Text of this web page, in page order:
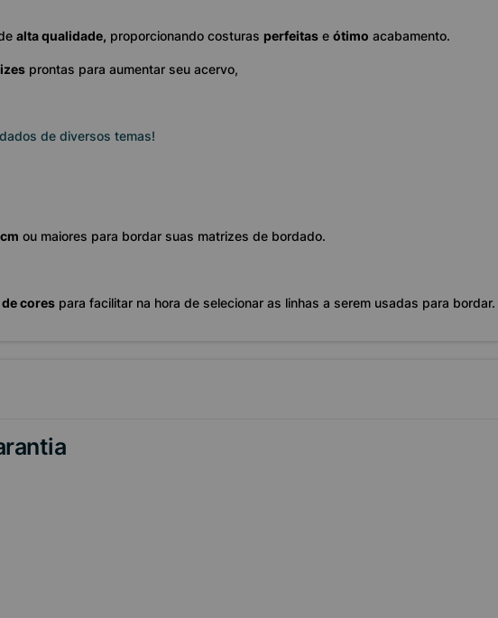
alta qualidade, proporcionando costuras perfeitas e ótimo acabamento.
prontas para aumentar seu acervo,
de diversos temas!
ou maiores para bordar suas matrizes de bordado.
cores para facilitar na hora de selecionar as linhas a serem usadas para bordar.